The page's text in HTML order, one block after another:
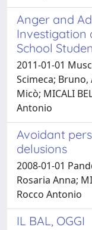
Anger and
Investigation
School
2011-01-01
Scimeca;
Micò; MICALI
Antonio
Avoidant
delusions
2008-01-01
Rosaria Anna;
Rocco Antonio
IL BAL, OGGI